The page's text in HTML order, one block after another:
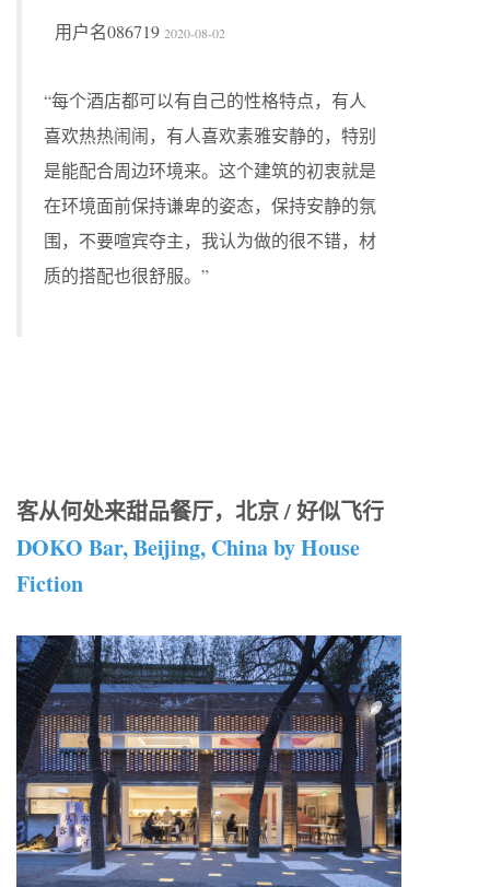
用户名086719 2020-08-02
“每个酒店都可以有自己的性格特点，有人
喜欢热热闹闹，有人喜欢素雅安静的，特别
是能配合周边环境来。这个建筑的初衷就是
在环境面前保持谦卑的姿态，保持安静的氛
围，不要喧宾夺主，我认为做的很不错，材
质的搭配也很舒服。”
客从何处来甜品餐厅，北京 / 好似飞行
DOKO Bar, Beijing, China by House
Fiction